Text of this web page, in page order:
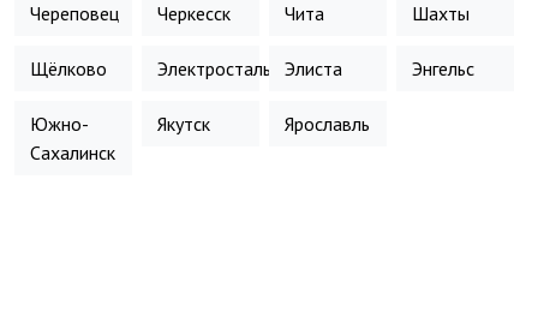
Череповец Черкесск Чита Шахты
Щёлково Электросталь Элиста Энгельс
Южно-
Сахалинск
Якутск Ярославль